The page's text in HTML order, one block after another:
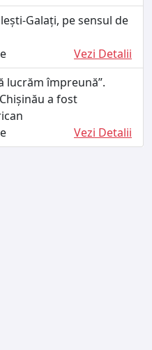
Galați, pe sensul de
Vezi Detalii
lucrăm împreună”.
a fost
Vezi Detalii